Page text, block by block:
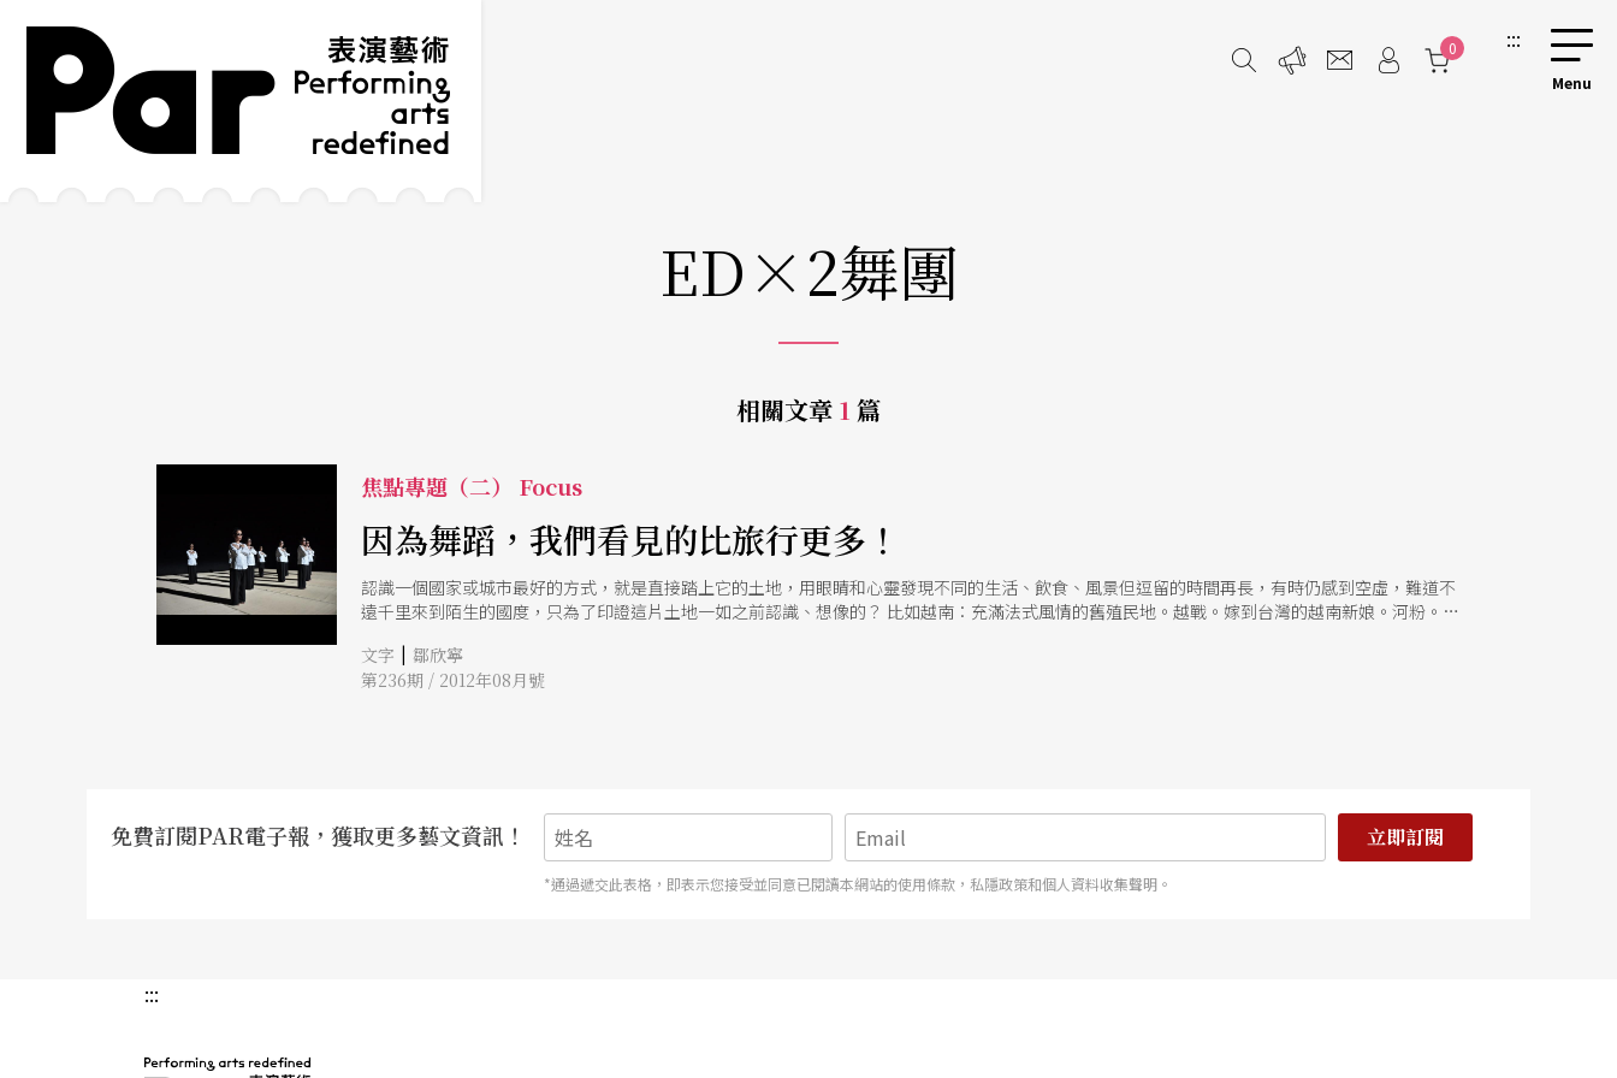
跳到主要內容區塊
網站導覽
0 :::
ED×2舞團
相關文章 1 篇
焦點專題（二） Focus
因為舞蹈，我們看見的比旅行更多！
認識一個國家或城市最好的方式，就是直接踏上它的土地，用眼睛和心靈發現不同的生活、飲食、風景但逗留的時間再長，有時仍感到空虛，難道不
遠千里來到陌生的國度，只為了印證這片土地一如之前認識、想像的？ 比如越南：充滿法式風情的舊殖民地。越戰。嫁到台灣的越南新娘。河粉。葛
鄰近國家，曾幾何時已成為台灣人旅行觀光的主要去處，但旅行不只為了看見一片風景，如何看見更深層的文化風景？一場「在地製造」的表演，帶
來的驚奇絕對勝過部落客們一再轉手的遊逛資訊，而超越語言藩籬的舞蹈所帶來的衝擊和感動，絕對比走馬看花的旅行讓你看見更多！
文字 | 鄒欣寧
第236期 / 2012年08月號
免費訂閱PAR電子報，獲取更多藝文資訊！ 立即訂閱
*通過遞交此表格，即表示您接受並同意已閱讀本網站的使用條款，私隱政策和個人資料收集聲明。
:::